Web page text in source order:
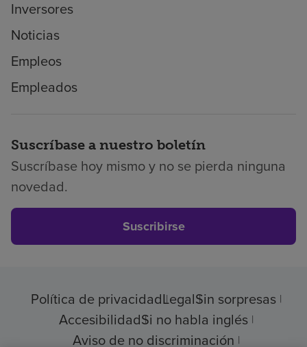
Inversores
Noticias
Empleos
Empleados
Suscríbase a nuestro boletín
Suscríbase hoy mismo y no se pierda ninguna
novedad.
Suscribirse
Política de privacidadLegalSin sorpresas
AccesibilidadSi no habla inglés
Aviso de no discriminación